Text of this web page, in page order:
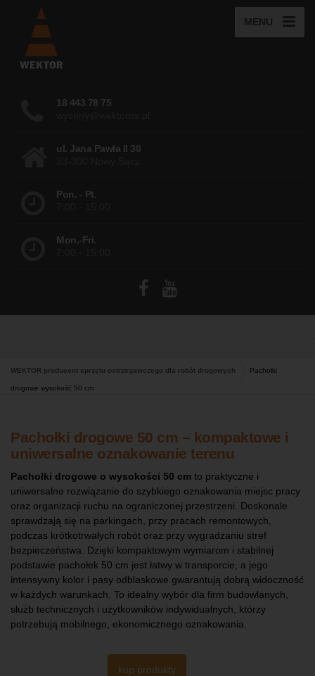
MENU
18 443 78 75
ul. Jana Pawła II 30
Pon. - Pt.
Mon.-Fri.
WEKTOR producent sprzętu ostrzegawczego dla robót drogowych Pachołki
drogowe wysokość 50 cm
Pachołki drogowe 50 cm – kompaktowe i
uniwersalne oznakowanie terenu
Pachołki drogowe o wysokości 50 cm to praktyczne i
uniwersalne rozwiązanie do szybkiego oznakowania miejsc pracy
oraz organizacji ruchu na ograniczonej przestrzeni. Doskonale
sprawdzają się na parkingach, przy pracach remontowych,
podczas krótkotrwałych robót oraz przy wygradzaniu stref
bezpieczeństwa. Dzięki kompaktowym wymiarom i stabilnej
podstawie pachołek 50 cm jest łatwy w transporcie, a jego
intensywny kolor i pasy odblaskowe gwarantują dobrą widoczność
w każdych warunkach. To idealny wybór dla firm budowlanych,
służb technicznych i użytkowników indywidualnych, którzy
potrzebują mobilnego, ekonomicznego oznakowania.
kup produkty